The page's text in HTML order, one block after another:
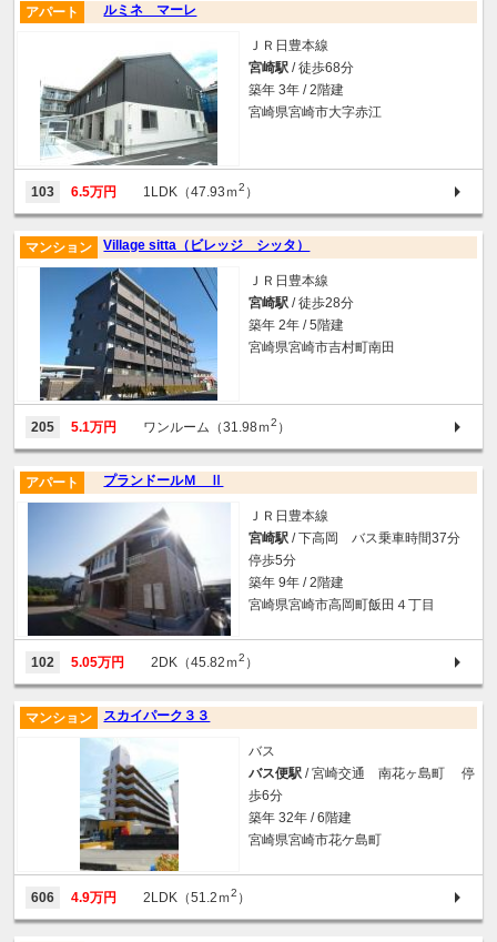
ルミネ マーレ
アパート
ＪＲ日豊本線
宮崎駅 / 徒歩68分
築年 3年 / 2階建
宮崎県宮崎市大字赤江
103 6.5万円 1LDK（47.93ｍ2 ）
Village sitta（ビレッジ シッタ）
マンション
ＪＲ日豊本線
宮崎駅 / 徒歩28分
築年 2年 / 5階建
宮崎県宮崎市吉村町南田
205 5.1万円 ワンルーム（31.98ｍ2 ）
プランドールＭ Ⅱ
アパート
ＪＲ日豊本線
宮崎駅 / 下高岡 バス乗車時間37分
停歩5分
築年 9年 / 2階建
宮崎県宮崎市高岡町飯田４丁目
102 5.05万円 2DK（45.82ｍ2 ）
スカイパーク３３
マンション
バス
バス便駅 / 宮崎交通 南花ヶ島町 停
歩6分
築年 32年 / 6階建
宮崎県宮崎市花ケ島町
606 4.9万円 2LDK（51.2ｍ2 ）